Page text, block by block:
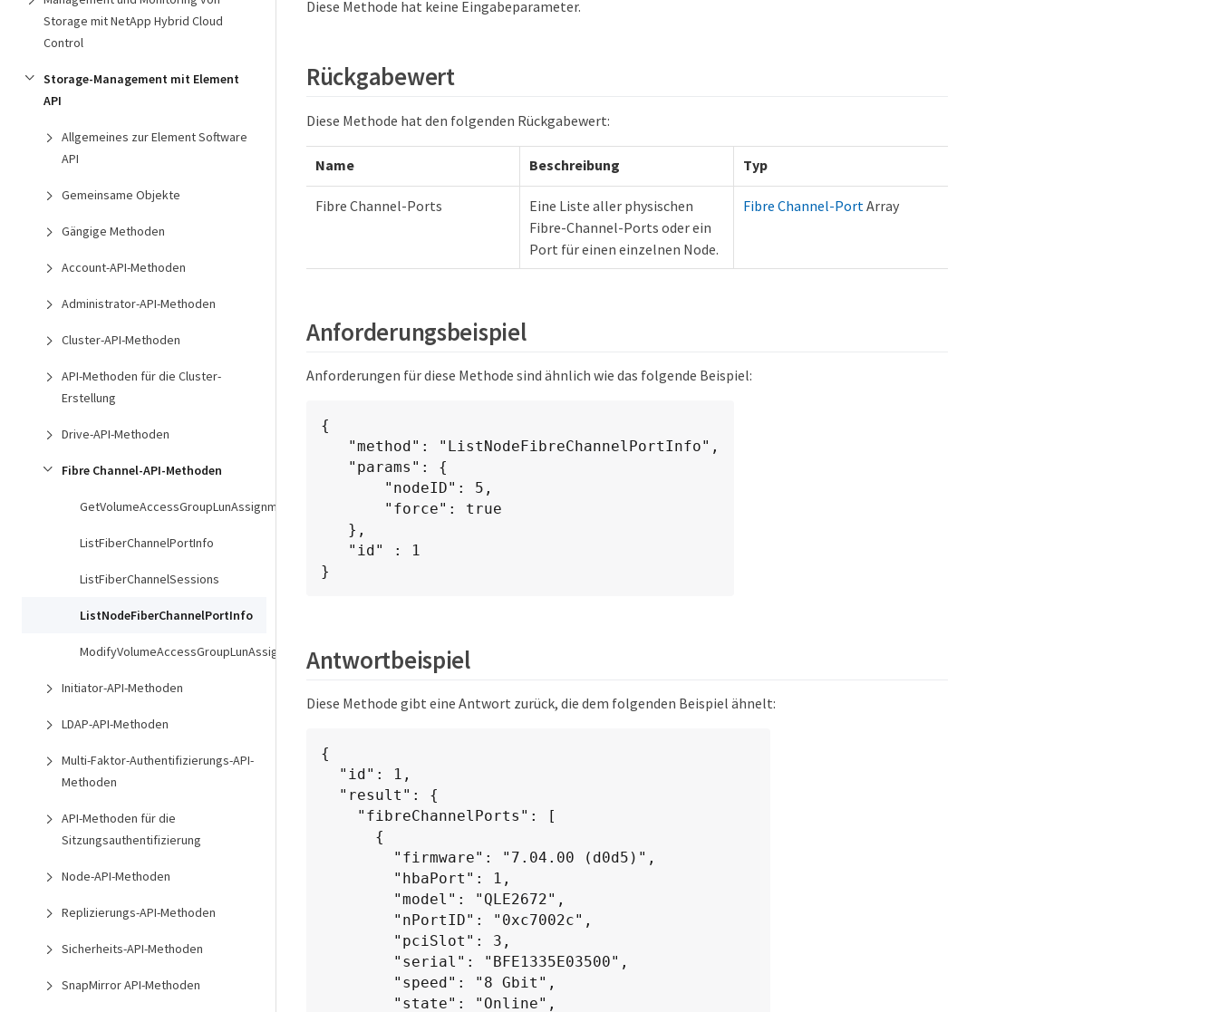
Storage mit NetApp Hybrid Cloud
Control
Storage-Management mit Element
API
Allgemeines zur Element Software
API
Gemeinsame Objekte
Gängige Methoden
Account-API-Methoden
Administrator-API-Methoden
Cluster-API-Methoden
API-Methoden für die Cluster-
Erstellung
Drive-API-Methoden
Fibre Channel-API-Methoden
GetVolumeAccessGroupLunAssignments
ListFiberChannelPortInfo
ListFiberChannelSessions
ListNodeFiberChannelPortInfo
ModifyVolumeAccessGroupLunAssignments
Initiator-API-Methoden
LDAP-API-Methoden
Multi-Faktor-Authentifizierungs-API-
Methoden
API-Methoden für die
Sitzungsauthentifizierung
Node-API-Methoden
Replizierungs-API-Methoden
Sicherheits-API-Methoden
SnapMirror API-Methoden
Diese Methode hat keine Eingabeparameter.
Rückgabewert
Diese Methode hat den folgenden Rückgabewert:
Name Beschreibung Typ
Fibre Channel-Ports
Eine Liste aller physischen
Fibre-Channel-Ports oder ein
Port für einen einzelnen Node.
Fibre Channel-Port Array
Anforderungsbeispiel
Anforderungen für diese Methode sind ähnlich wie das folgende Beispiel:
{
}
Antwortbeispiel
Diese Methode gibt eine Antwort zurück, die dem folgenden Beispiel ähnelt:
{